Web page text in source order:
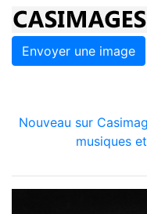
Envoyer une image
Nouveau sur
musiques